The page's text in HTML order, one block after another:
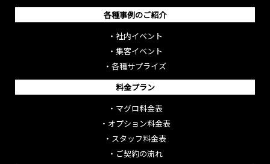
各種事例のご紹介
・ 社内イベント
・ 集客イベント
・ 各種サプライズ
料金プラン
・ マグロ料金表
・ オプション料金表
・ スタッフ料金表
・ ご契約の流れ